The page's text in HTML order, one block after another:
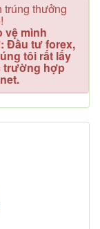
trúng thưởng
vệ mình
Đầu tư forex,
tôi rất lấy
trường hợp